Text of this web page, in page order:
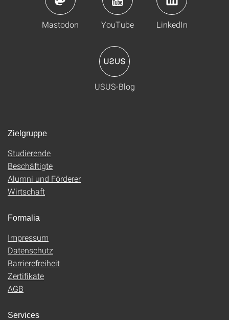
Mastodon YouTube LinkedIn
USUS-Blog
Zielgruppe
Studierende
Beschäftigte
Alumni und Förderer
Wirtschaft
Formalia
Impressum
Datenschutz
Barrierefreiheit
Zertifikate
AGB
Services